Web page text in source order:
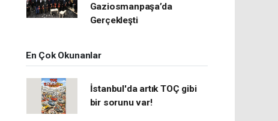
Gaziosmanpaşa’da
Gerçekleşti
En Çok Okunanlar
İstanbul'da artık TOÇ gibi
bir sorunu var!